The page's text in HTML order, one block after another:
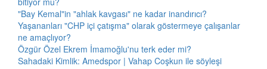
"Bay Kemal"in "ahlak kavgası" ne kadar inandırıcı?
Yaşananları "CHP içi çatışma" olarak göstermeye çalışanlar
ne amaçlıyor?
Özgür Özel Ekrem İmamoğlu'nu terk eder mi?
Sahadaki Kimlik: Amedspor | Vahap Coşkun ile söyleşi